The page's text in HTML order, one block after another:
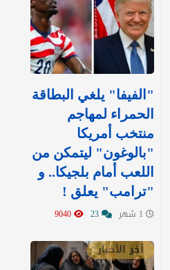
"الفيفا" يلغي البطاقة
الحمراء لمهاجم
منتخب أمريكا
"بالوغون" ليتمكن من
اللعب أمام بلجيكا.. و
"ترامب" يعلق !
آخر الأخبار